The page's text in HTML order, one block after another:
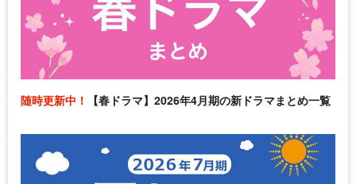
随時更新中！ 【春ドラマ】2026年4月期の新ドラマまとめ一覧